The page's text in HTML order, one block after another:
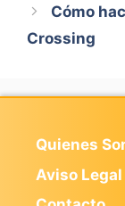
Cómo
Crossing
Quienes
Aviso Legal